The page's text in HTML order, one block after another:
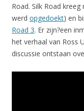
Road. Silk Road
werd opgedoekt) en
Road 3. Er zijn?een
het verhaal van Ross
discussie ontstaan